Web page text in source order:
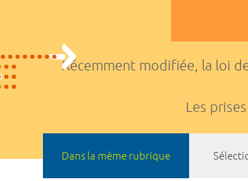
Récemment modifiée, la loi
Les
Dans la même rubrique